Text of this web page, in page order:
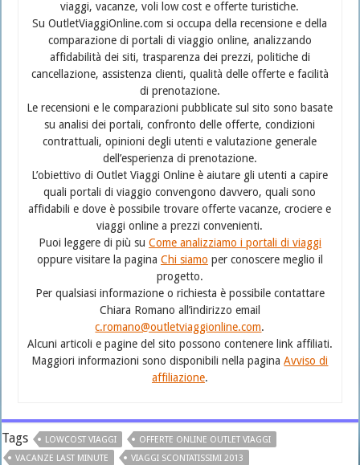
viaggi, vacanze, voli low cost e offerte turistiche.
Su OutletViaggiOnline.com si occupa della recensione e della
comparazione di portali di viaggio online, analizzando
affidabilità dei siti, trasparenza dei prezzi, politiche di
cancellazione, assistenza clienti, qualità delle offerte e facilità
di prenotazione.
Le recensioni e le comparazioni pubblicate sul sito sono basate
su analisi dei portali, confronto delle offerte, condizioni
contrattuali, opinioni degli utenti e valutazione generale
dell’esperienza di prenotazione.
L’obiettivo di Outlet Viaggi Online è aiutare gli utenti a capire
quali portali di viaggio convengono davvero, quali sono
affidabili e dove è possibile trovare offerte vacanze, crociere e
viaggi online a prezzi convenienti.
Puoi leggere di più su Come analizziamo i portali di viaggi
oppure visitare la pagina Chi siamo per conoscere meglio il
progetto.
Per qualsiasi informazione o richiesta è possibile contattare
Chiara Romano all’indirizzo email
c.romano@outletviaggionline.com.
Alcuni articoli e pagine del sito possono contenere link affiliati.
Maggiori informazioni sono disponibili nella paginaAvviso di
affiliazione.
Tags LOWCOST VIAGGI
OFFERTE ONLINE OUTLET VIAGGI
VACANZE LAST MINUTE
VIAGGI SCONTATISSIMI 2013